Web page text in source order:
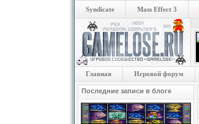
Syndicate Mass Effect 3
Главная Игровой форум
Последние записи в блоге